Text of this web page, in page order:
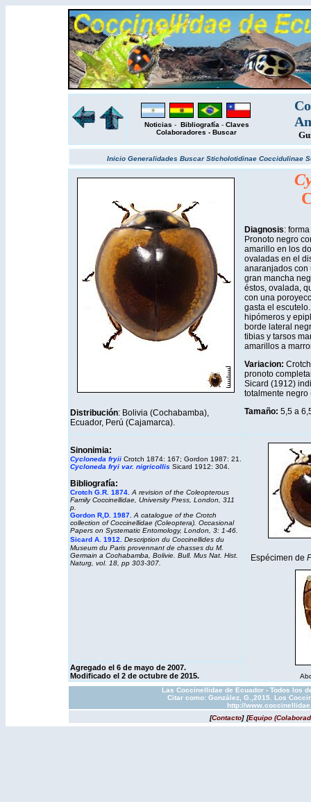
Noticias - Bibliografía - Claves
Colaboradores - Buscar
Inicio Generalidades BuscarSticholotidinae Coccidulinae
Distribución: Bolivia (Cochabamba),
Ecuador, Perú (Cajamarca).
Diagnosis:
Pronoto negro
amarillo en los
ovaladas en el
anaranjados con
gran mancha
éstos, ovalada,
con una
gasta el
hipómeros y
borde lateral
tibias y tarsos
amarillos a
Variacion:
pronoto
Sicard (1912)
totalmente negro
Tamaño: 5,5 a
Sinonimia:
Cycloneda fryiiCrotch 1874: 167; Gordon 1987: 21.
Cycloneda fryi var. nigricollis Sicard 1912: 304.
Bibliografía:
Crotch G.R. 1874. A revision of the Coleopterous
Family Coccinellidae, University Press, London, 311
p.
Gordon R,D. 1987. A catalogue of the Crotch
collection of Coccinellidae (Coleoptera). Occasional
Papers on Systematic Entomology, London, 3: 1-46.
Sicard A. 1912.
Description du Coccinellides du
Museum du Paris provennant de chasses du M.
Germain a Cochabamba, Bolivie. Bull. Mus Nat. Hist.
Naturg, vol. 18, pp 303-307.
Espécimen de
Agregado el 6 de mayo de 2007.
Modificado el 2 de octubre de 2015.
Las Coccinellidae de Ecuador - Todos los
Citar como: González, G.,2015. Los
http://
[Contacto] [Equipo